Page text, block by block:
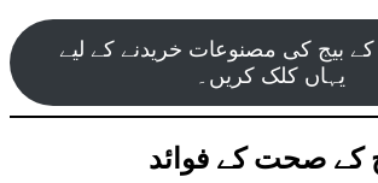
کے بیج کی مصنوعات خریدنے کے لیے
یہاں کلک کریں۔
کے صحت کے فوائد